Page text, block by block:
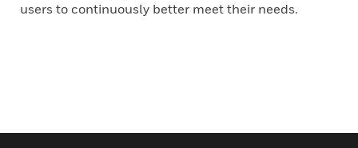
users to continuously better meet their needs.